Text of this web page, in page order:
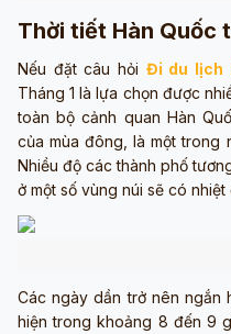
Thời tiết Hàn Quốc
Nếu đặt câu hỏi Đi du lịch
Tháng 1 là lựa chọn được
toàn bộ cảnh quan Hàn
của mùa đông, là một trong
Nhiều độ các thành phố
ở một số vùng núi sẽ có nhiệt
Các ngày dần trở nên ngắn
hiện trong khoảng 8 đến 9